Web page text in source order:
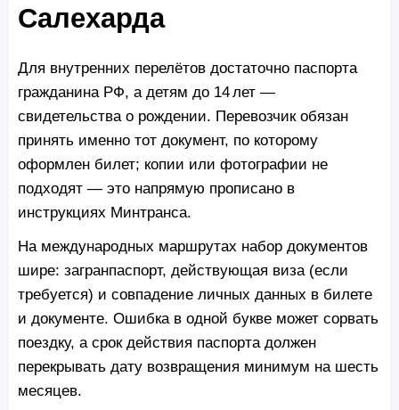
Салехарда
Для внутренних перелётов достаточно паспорта
гражданина РФ, а детям до 14 лет —
свидетельства о рождении. Перевозчик обязан
принять именно тот документ, по которому
оформлен билет; копии или фотографии не
подходят — это напрямую прописано в
инструкциях Минтранса.
На международных маршрутах набор документов
шире: загранпаспорт, действующая виза (если
требуется) и совпадение личных данных в билете
и документе. Ошибка в одной букве может сорвать
поездку, а срок действия паспорта должен
перекрывать дату возвращения минимум на шесть
месяцев.